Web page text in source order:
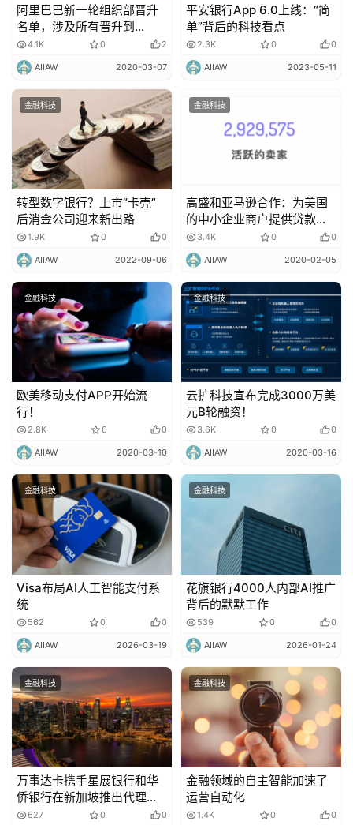
阿里巴巴新一轮组织部晋升
名单，涉及所有晋升到
P10、P11、P12的高管！
4.1K 0 2
AIIAW 2020-03-07
平安银行App 6.0上线：“简
单”背后的科技看点
2.3K 0 0
AIIAW 2023-05-11
金融科技
转型数字银行？上市“卡壳”
后消金公司迎来新出路
1.9K 0 0
AIIAW 2022-09-06
金融科技
高盛和亚马逊合作：为美国
的中小企业商户提供贷款服
务！
3.4K 0 0
AIIAW 2020-02-05
金融科技
欧美移动支付APP开始流
行！
2.8K 0 0
AIIAW 2020-03-10
金融科技
云扩科技宣布完成3000万美
元B轮融资！
3.6K 0 0
AIIAW 2020-03-16
金融科技
Visa布局AI人工智能支付系
统
562 0 0
AIIAW 2026-03-19
金融科技
花旗银行4000人内部AI推广
背后的默默工作
539 0 0
AIIAW 2026-01-24
金融科技
万事达卡携手星展银行和华
侨银行在新加坡推出代理支
付服务
627 0 0
金融科技
金融领域的自主智能加速了
运营自动化
1.4K 0 0